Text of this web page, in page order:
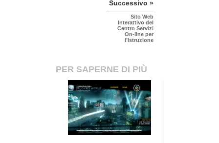
Successivo »
Sito Web
Interattivo del
Centro Servizi
On-line per
l’Istruzione
PER SAPERNE DI PIÙ